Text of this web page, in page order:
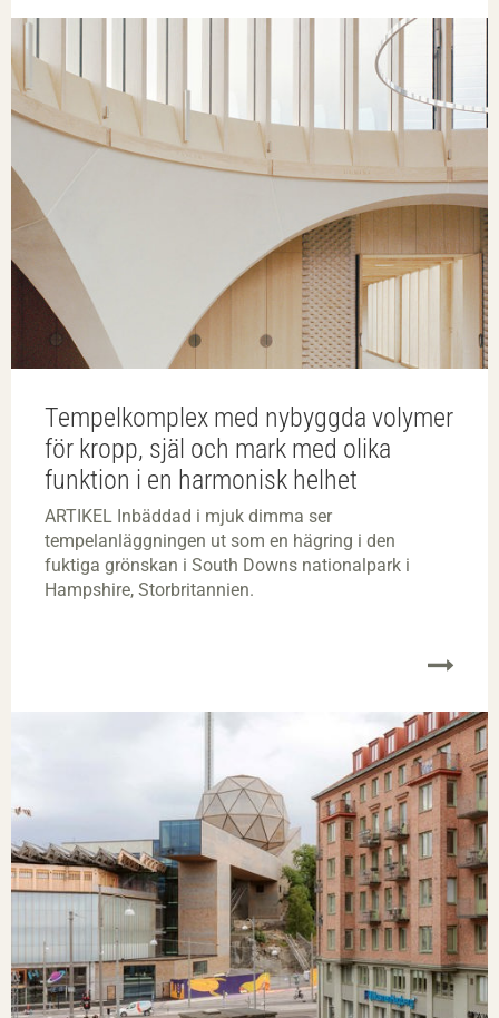
Tempelkomplex med nybyggda volymer
för kropp, själ och mark med olika
funktion i en harmonisk helhet
ARTIKEL Inbäddad i mjuk dimma ser
tempelanläggningen ut som en hägring i den
fuktiga grönskan i South Downs nationalpark i
Hampshire, Storbritannien.